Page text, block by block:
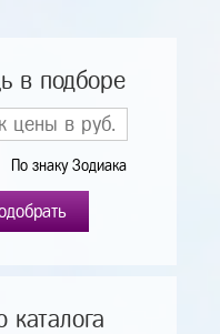
в подборе
По знаку Зодиака